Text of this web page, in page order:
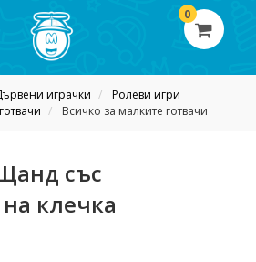
0
играчки
Ролеви игри
Всичко за малките готвачи
със
клечка